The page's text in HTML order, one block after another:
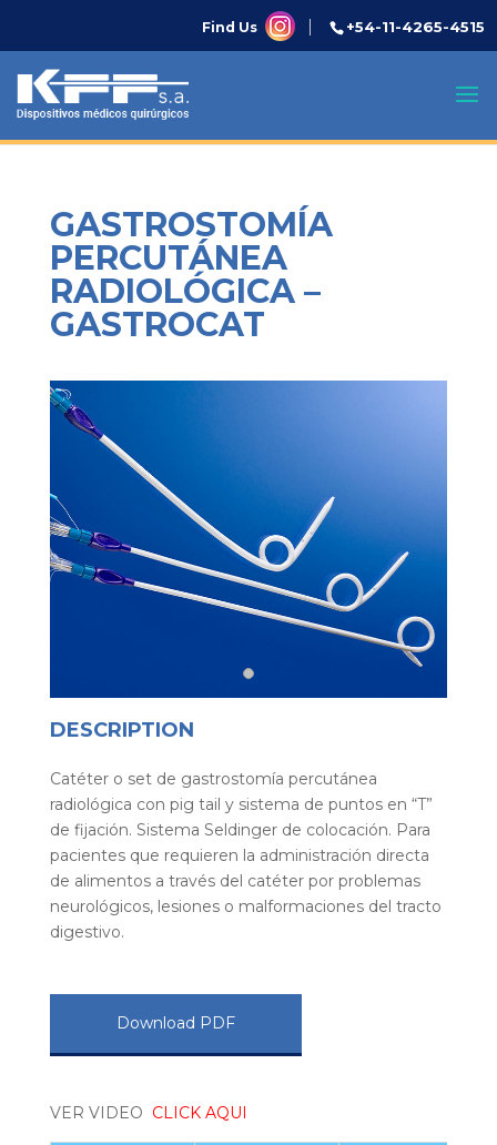
Find Us +54-11-4265-4515
GASTROSTOMÍA
PERCUTÁNEA
RADIOLÓGICA –
GASTROCAT
DESCRIPTION
Catéter o set de gastrostomía percutánea
radiológica con pig tail y sistema de puntos en “T”
de fijación. Sistema Seldinger de colocación. Para
pacientes que requieren la administración directa
de alimentos a través del catéter por problemas
neurológicos, lesiones o malformaciones del tracto
digestivo.
Download PDF
VER VIDEO CLICK AQUI